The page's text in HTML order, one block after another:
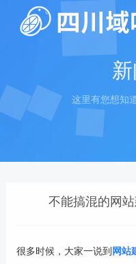
这里有您想知
不能搞混的网
很多时候，大家一说到 网站